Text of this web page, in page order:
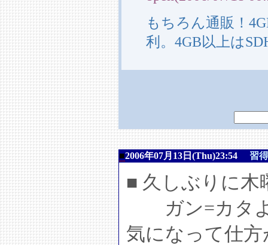
もちろん通販！
利。4GB以上は
■2006年07月13日(Thu)23:54 習
■ 久しぶりに木
ガン=カタよ
気になって仕